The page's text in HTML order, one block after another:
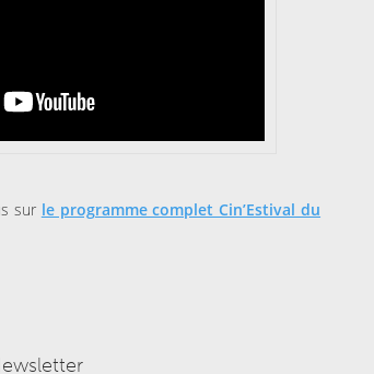
sur le programme complet Cin’Estival du